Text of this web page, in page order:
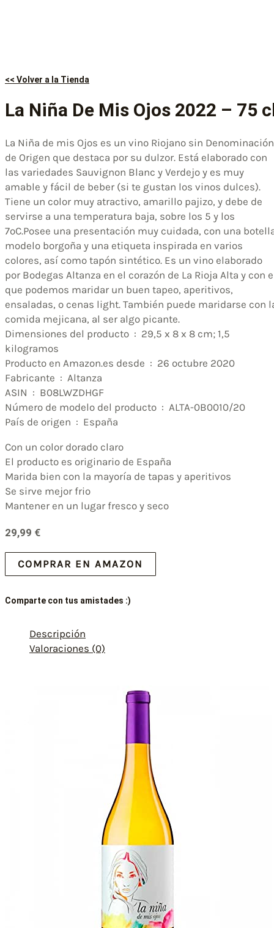
<< Volver a la Tienda
La Niña De Mis Ojos 2022 – 75
La Niña de mis Ojos es un vino Riojano sin Denominación
de Origen que destaca por su dulzor. Está elaborado con
las variedades Sauvignon Blanc y Verdejo y es muy
amable y fácil de beber (si te gustan los vinos dulces).
Tiene un color muy atractivo, amarillo pajizo, y debe de
servirse a una temperatura baja, sobre los 5 y los
7ºC.Posee una presentación muy cuidada, con una
modelo borgoña y una etiqueta inspirada en varios
colores, así como tapón sintético. Es un vino elaborado
por Bodegas Altanza en el corazón de La Rioja Alta y con
que podemos maridar un buen tapeo, aperitivos,
ensaladas, o cenas light. También puede maridarse con
comida mejicana, al ser algo picante.
Dimensiones del producto ‏ : ‎ 29,5 x 8 x 8 cm; 1,5
kilogramos
Producto en Amazon.es desde ‏ : ‎ 26 octubre 2020
Fabricante ‏ : ‎ Altanza
ASIN ‏ : ‎ B08LWZDHGF
Número de modelo del producto ‏ : ‎ ALTA-0B0010/20
País de origen ‏ : ‎ España
Con un color dorado claro
El producto es originario de España
Marida bien con la mayoría de tapas y aperitivos
Se sirve mejor frio
Mantener en un lugar fresco y seco
29,99 €
COMPRAR EN AMAZON
Comparte con tus amistades :)
Descripción
Valoraciones (0)